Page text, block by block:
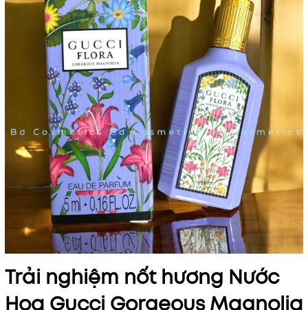
Trải nghiệm nốt hương Nước
Hoa Gucci Gorgeous Magnolia